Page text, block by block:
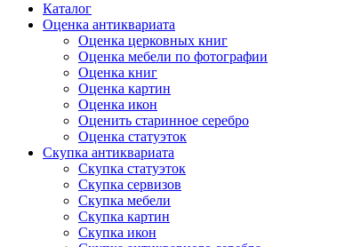
Каталог
Оценка антиквариата
Оценка церковных книг
Оценка мебели по фотографии
Оценка книг
Оценка картин
Оценка икон
Оценить старинное серебро
Оценка статуэток
Скупка антиквариата
Скупка статуэток
Скупка сервизов
Скупка мебели
Скупка картин
Скупка икон